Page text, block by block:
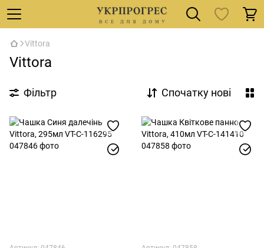
Vittora
Vittora
Фільтр Спочатку нові